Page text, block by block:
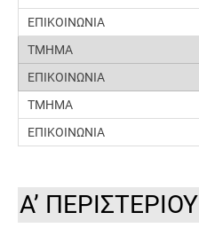
Α’ ΠΕΡΙΣΤΕΡΙΟΥ